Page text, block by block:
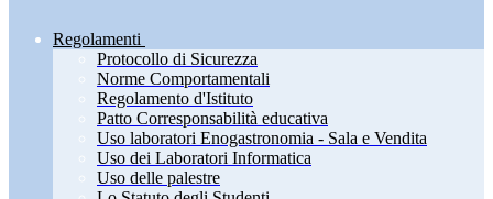
Regolamenti
Protocollo di Sicurezza
Norme Comportamentali
Regolamento d'Istituto
Patto Corresponsabilità educativa
Uso laboratori Enogastronomia - Sala e Vendita
Uso dei Laboratori Informatica
Uso delle palestre